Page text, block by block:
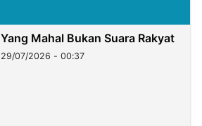
Yang Mahal Bukan Suara Rakyat
29/07/2026 - 00:37